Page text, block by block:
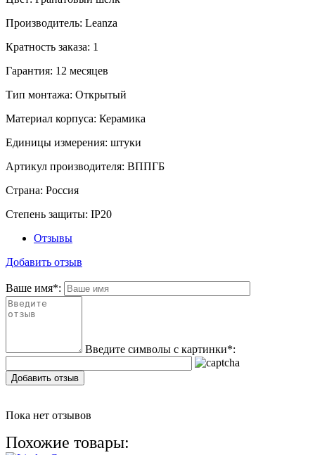
Производитель: Leanza
Кратность заказа: 1
Гарантия: 12 месяцев
Тип монтажа: Открытый
Материал корпуса: Керамика
Единицы измерения: штуки
Артикул производителя: ВППГБ
Страна: Россия
Степень защиты: IP20
Отзывы
Добавить отзыв
Ваше имя*:
Введите символы с картинки*:
Добавить отзыв
Пока нет отзывов
Похожие товары: